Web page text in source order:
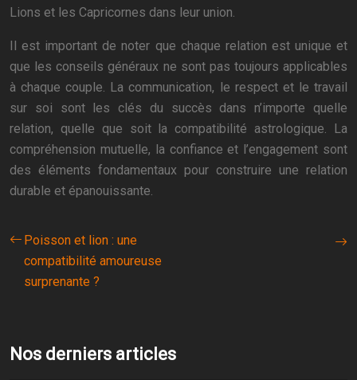
Lions et les Capricornes dans leur union.
Il est important de noter que chaque relation est unique et
que les conseils généraux ne sont pas toujours applicables
à chaque couple. La communication, le respect et le travail
sur soi sont les clés du succès dans n’importe quelle
relation, quelle que soit la compatibilité astrologique. La
compréhension mutuelle, la confiance et l’engagement sont
des éléments fondamentaux pour construire une relation
durable et épanouissante.
Poisson et lion : une
compatibilité amoureuse
surprenante ?
Nos derniers articles